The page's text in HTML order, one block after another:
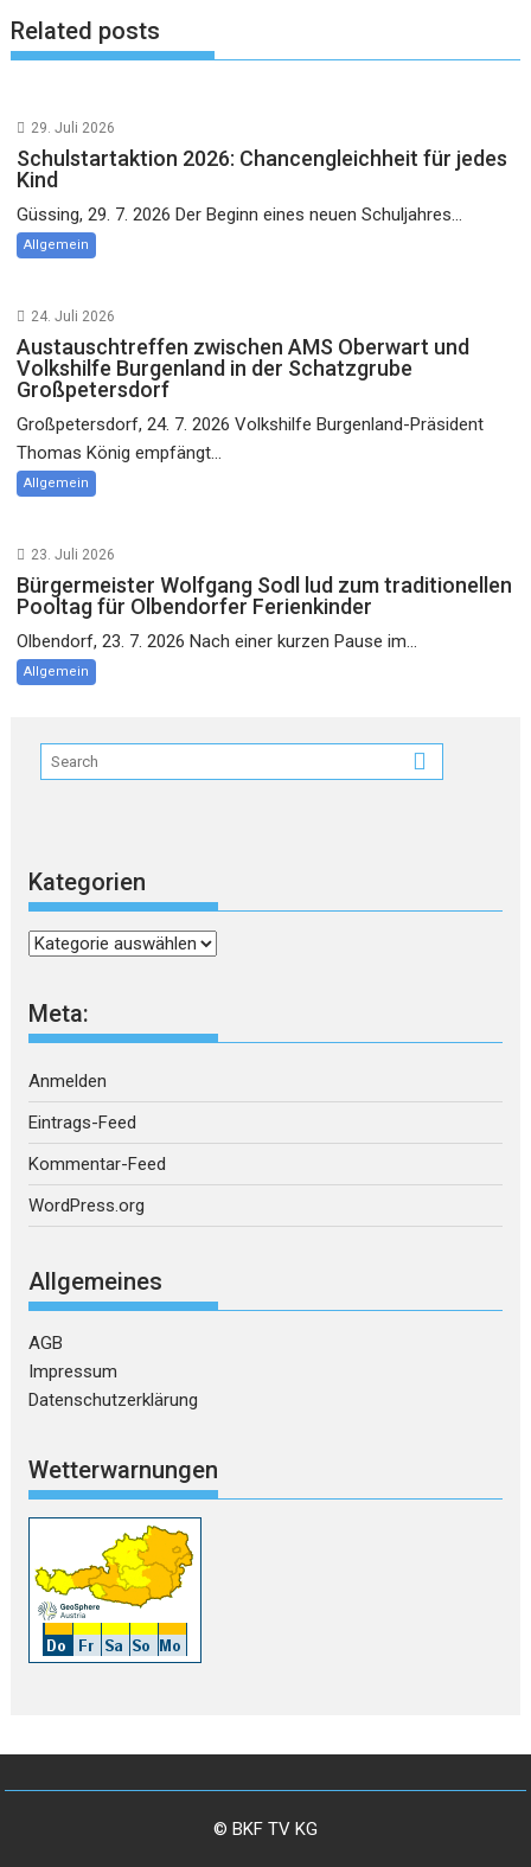
Related posts
29. Juli 2026
Schulstartaktion 2026: Chancengleichheit für jedes
Kind
Güssing, 29. 7. 2026 Der Beginn eines neuen Schuljahres...
Allgemein
24. Juli 2026
Austauschtreffen zwischen AMS Oberwart und
Volkshilfe Burgenland in der Schatzgrube
Großpetersdorf
Großpetersdorf, 24. 7. 2026 Volkshilfe Burgenland-Präsident
Thomas König empfängt...
Allgemein
23. Juli 2026
Bürgermeister Wolfgang Sodl lud zum traditionellen
Pooltag für Olbendorfer Ferienkinder
Olbendorf, 23. 7. 2026 Nach einer kurzen Pause im...
Allgemein
Kategorien
Kategorien
Meta:
Anmelden
Eintrags-Feed
Kommentar-Feed
WordPress.org
Allgemeines
AGB
Impressum
Datenschutzerklärung
Wetterwarnungen
© BKF TV KG